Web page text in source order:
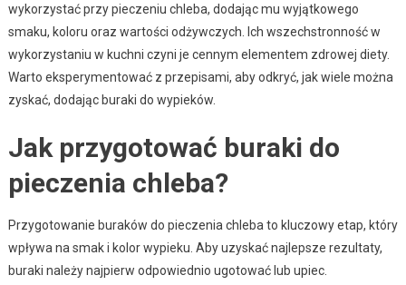
wykorzystać przy pieczeniu chleba, dodając mu wyjątkowego
smaku, koloru oraz wartości odżywczych. Ich wszechstronność w
wykorzystaniu w kuchni czyni je cennym elementem zdrowej diety.
Warto eksperymentować z przepisami, aby odkryć, jak wiele można
zyskać, dodając buraki do wypieków.
Jak przygotować buraki do
pieczenia chleba?
Przygotowanie buraków do pieczenia chleba to kluczowy etap, który
wpływa na smak i kolor wypieku. Aby uzyskać najlepsze rezultaty,
buraki należy najpierw odpowiednio ugotować lub upiec.